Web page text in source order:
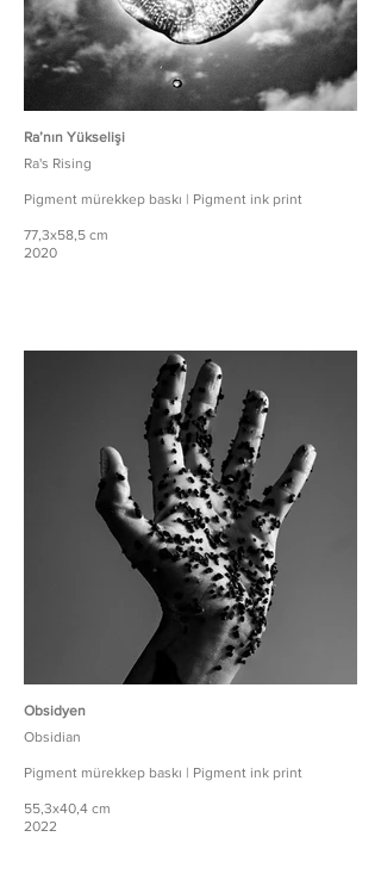
Ra’nın Yükselişi
Ra's Rising
Pigment mürekkep baskı | Pigment ink print
77,3x58,5 cm
2020
Obsidyen
Obsidian
Pigment mürekkep baskı | Pigment ink print
55,3x40,4 cm
2022